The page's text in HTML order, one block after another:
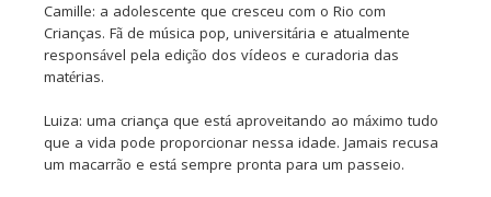
Camille: a adolescente que cresceu com o Rio com
Crianças. Fã de música pop, universitária e atualmente
responsável pela edição dos vídeos e curadoria das
matérias.
Luiza: uma criança que está aproveitando ao máximo tudo
que a vida pode proporcionar nessa idade. Jamais recusa
um macarrão e está sempre pronta para um passeio.